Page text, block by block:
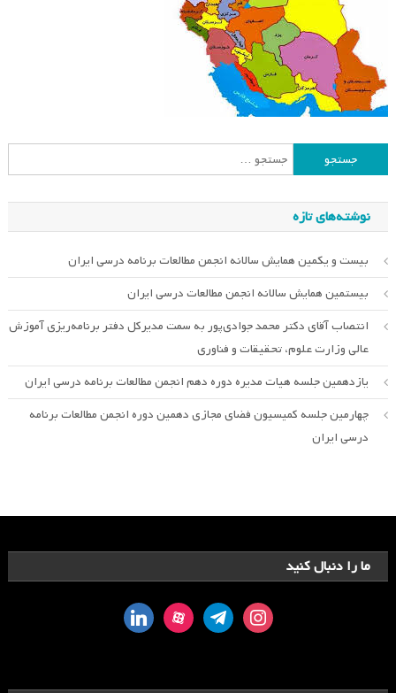
جستجو
برای:
نوشته‌های تازه
بیست و یکمین همایش سالانه انجمن مطالعات برنامه درسی ایران
بیستمین همایش سالانه انجمن مطالعات درسی ایران
انتصاب آقای دکتر محمد جوادی‌پور به سمت مدیرکل دفتر برنامه‌ریزی آموزش
عالی وزارت علوم، تحقیقات و فناوری
یازدهمین جلسه هیات مدیره دوره دهم انجمن مطالعات برنامه درسی ایران
چهارمین جلسه کمیسیون فضای مجازی دهمین دوره انجمن مطالعات برنامه
درسی ایران
ما را دنبال کنید
instagram
telegram
aparat
linkedin